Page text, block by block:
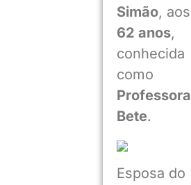
Simão, aos
62 anos,
conhecida
como
Professora
Bete.
Esposa do